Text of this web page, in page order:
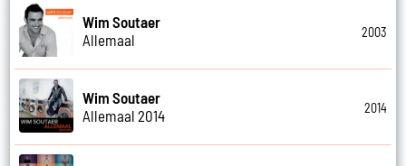
Wim Soutaer
Allemaal
2003
Wim Soutaer
Allemaal 2014
2014